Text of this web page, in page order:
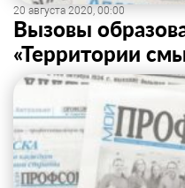
20 августа 2020, 00:00
Вызовы
«Территории